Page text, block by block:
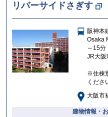
リバーサイドさぎす
阪神本
Osaka
～15分
JR大阪
※住棟
くださ
大阪市
建物情報・